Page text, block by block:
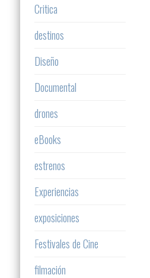
Critica
destinos
Diseño
Documental
drones
eBooks
estrenos
Experiencias
exposiciones
Festivales de Cine
filmación